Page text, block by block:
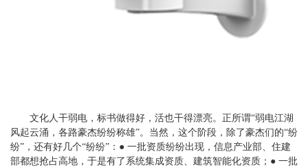
文化人干弱电，标书做得好，活也干得漂亮。正所谓“弱电江湖
风起云涌，各路豪杰纷纷称雄”。当然，这个阶段，除了豪杰们的“纷
纷”，还有好几个“纷纷”：● 一批资质纷纷出现，信息产业部、住建
部都想抢占高地，于是有了系统集成资质、建筑智能化资质；● 一批